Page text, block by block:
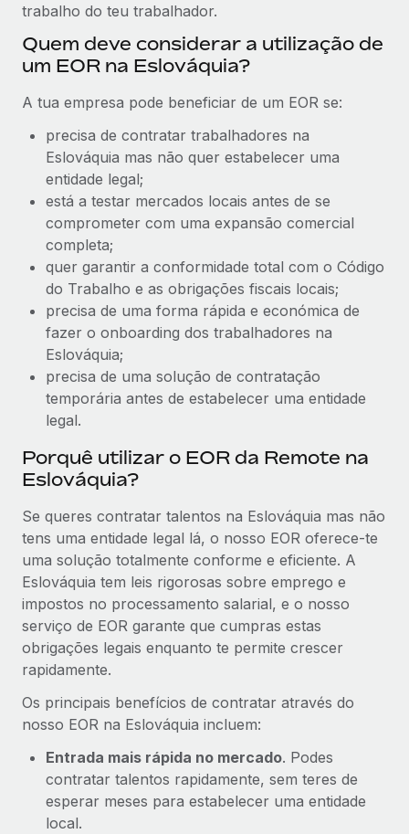
trabalho do teu trabalhador.
Quem deve considerar a utilização de
um EOR na Eslováquia?
A tua empresa pode beneficiar de um EOR se:
precisa de contratar trabalhadores na
Eslováquia mas não quer estabelecer uma
entidade legal;
está a testar mercados locais antes de se
comprometer com uma expansão comercial
completa;
quer garantir a conformidade total com o Código
do Trabalho e as obrigações fiscais locais;
precisa de uma forma rápida e económica de
fazer o onboarding dos trabalhadores na
Eslováquia;
precisa de uma solução de contratação
temporária antes de estabelecer uma entidade
legal.
Porquê utilizar o EOR da Remote na
Eslováquia?
Se queres contratar talentos na Eslováquia mas não
tens uma entidade legal lá, o nosso EOR oferece-te
uma solução totalmente conforme e eficiente. A
Eslováquia tem leis rigorosas sobre emprego e
impostos no processamento salarial, e o nosso
serviço de EOR garante que cumpras estas
obrigações legais enquanto te permite crescer
rapidamente.
Os principais benefícios de contratar através do
nosso EOR na Eslováquia incluem:
Entrada mais rápida no mercado. Podes
contratar talentos rapidamente, sem teres de
esperar meses para estabelecer uma entidade
local.